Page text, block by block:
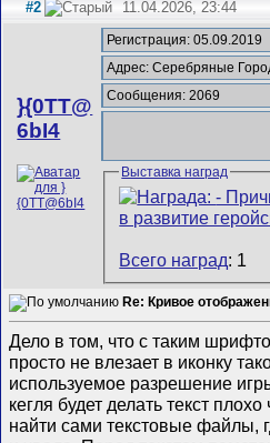
#2 11.04.2026, 23:44
}{0TT@
6bI4
Регистрация: 05.09.2019
Адрес: Серебряные
Сообщения: 2069
Выставка наград
Всего наград: 1
Re: Кривое
Дело в том, что с таким
просто не влезает в иконку
используемое разрешение
кегля будет делать текст
найти сами текстовые файлы,